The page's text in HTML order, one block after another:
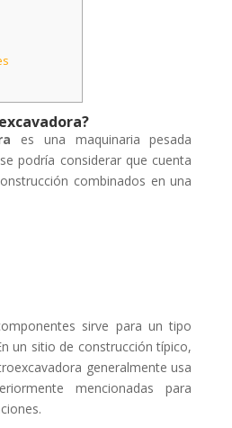
es una maquinaria pesada
podría considerar que cuenta
combinados en una
sirve para un tipo
un sitio de construcción típico,
generalmente usa
mencionadas para